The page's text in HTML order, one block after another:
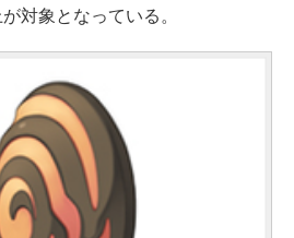
対象となっている。